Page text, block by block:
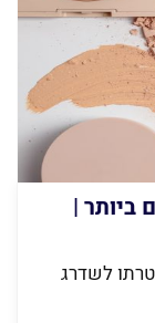
ביותר |
לשדרג